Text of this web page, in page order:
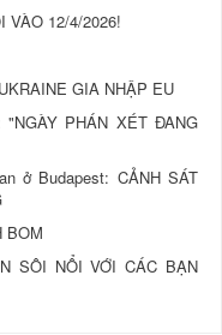
VÀO 12/4/2026!
GIA NHẬP EU
PHÁN XÉT ĐANG
ở Budapest: CẢNH SÁT
BOM
SÔI NỔI VỚI CÁC BẠN